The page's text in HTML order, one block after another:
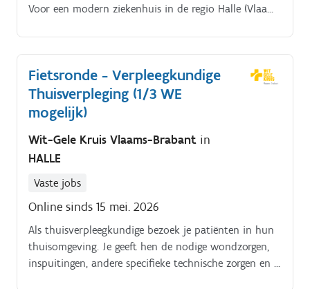
Voor een modern ziekenhuis in de regio Halle (Vlaams
enthousiaste verpleegkundigen voor de specifieke
winter eenheid (D G).
Fietsronde - Verpleegkundige
Thuisverpleging (1/3 WE
mogelijk)
Wit-Gele Kruis Vlaams-Brabant in
HALLE
Vaste jobs
Online sinds 15 mei. 2026
Als thuisverpleegkundige bezoek je patiënten in hun
thuisomgeving. Je geeft hen de nodige wondzorgen,
inspuitingen, andere specifieke technische zorgen en je